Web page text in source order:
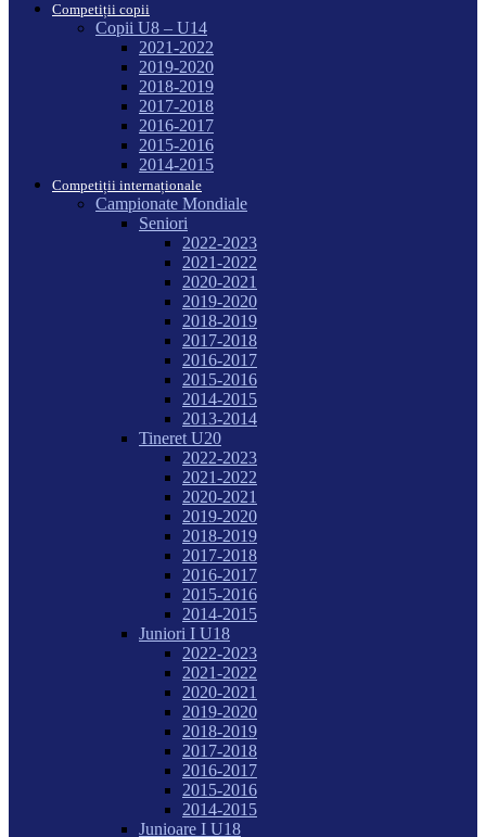
Competiții copii
Copii U8 – U14
2021-2022
2019-2020
2018-2019
2017-2018
2016-2017
2015-2016
2014-2015
Competiții internaționale
Campionate Mondiale
Seniori
2022-2023
2021-2022
2020-2021
2019-2020
2018-2019
2017-2018
2016-2017
2015-2016
2014-2015
2013-2014
Tineret U20
2022-2023
2021-2022
2020-2021
2019-2020
2018-2019
2017-2018
2016-2017
2015-2016
2014-2015
Juniori I U18
2022-2023
2021-2022
2020-2021
2019-2020
2018-2019
2017-2018
2016-2017
2015-2016
2014-2015
Junioare I U18